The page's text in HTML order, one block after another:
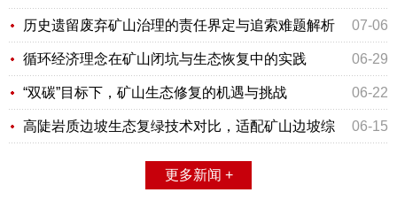
07-06
历史遗留废弃矿山治理的责任界定与追索难题解析
06-29
循环经济理念在矿山闭坑与生态恢复中的实践
06-22
“双碳”目标下，矿山生态修复的机遇与挑战
06-15
高陡岩质边坡生态复绿技术对比，适配矿山边坡综
更多新闻 +